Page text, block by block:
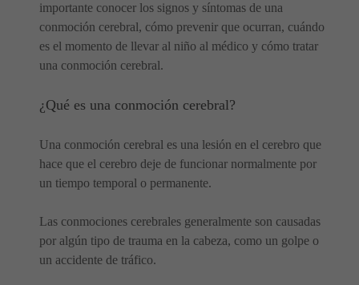
importante conocer los signos y síntomas de una
conmoción cerebral, cómo prevenir que ocurran, cuándo
es el momento de llevar al niño al médico y cómo tratar
una conmoción cerebral.
¿Qué es una conmoción cerebral?
Una conmoción cerebral es una lesión en el cerebro que
hace que el cerebro deje de funcionar normalmente por
un tiempo temporal o permanente.
Las conmociones cerebrales generalmente son causadas
por algún tipo de trauma en la cabeza, como un golpe o
un accidente de tráfico.